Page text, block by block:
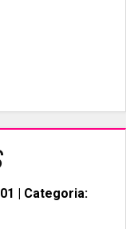
| Categoria: